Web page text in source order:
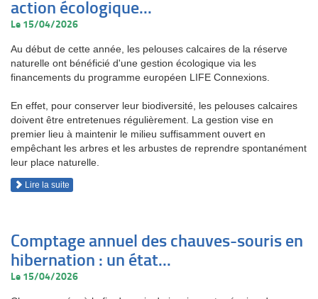
action écologique...
Le 15/04/2026
Au début de cette année, les pelouses calcaires de la réserve
naturelle ont bénéficié d'une gestion écologique via les
financements du programme européen LIFE Connexions.
En effet, pour conserver leur biodiversité, les pelouses calcaires
doivent être entretenues régulièrement. La gestion vise en
premier lieu à maintenir le milieu suffisamment ouvert en
empêchant les arbres et les arbustes de reprendre spontanément
leur place naturelle.
Lire la suite
Comptage annuel des chauves-souris en
hibernation : un état...
Le 15/04/2026